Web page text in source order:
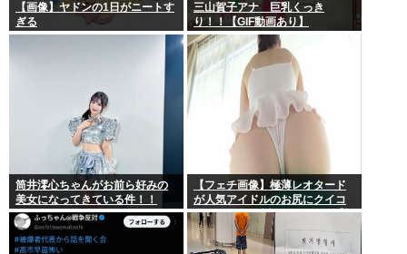
【画像】ヤドンの1日がニートす
ぎる
三山賀子アナ 巨乳くっき
り！！【GIF動画あり】
筒井澪心ちゃんがお前ら好みの
美女になってきている件！！
【フェチ画像】極薄レオタード
が人気アイドルのお尻にクイコ
ミすぎて危険 透け×尻フェチ【松
岡里英】